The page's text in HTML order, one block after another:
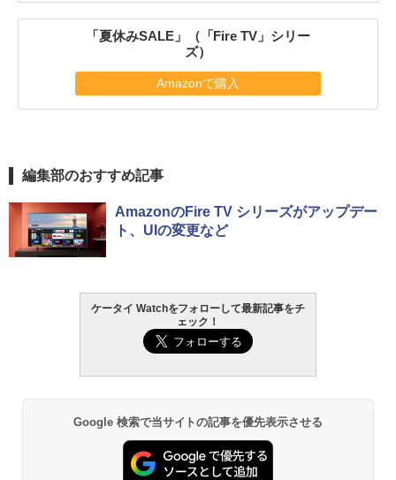
「夏休みSALE」（「Fire TV」シリー
ズ）
Amazonで購入
編集部のおすすめ記事
AmazonのFire TV シリーズがアップデー
ト、UIの変更など
ケータイ Watchをフォローして最新記事をチ
ェック！
Google 検索で当サイトの記事を優先表示させる